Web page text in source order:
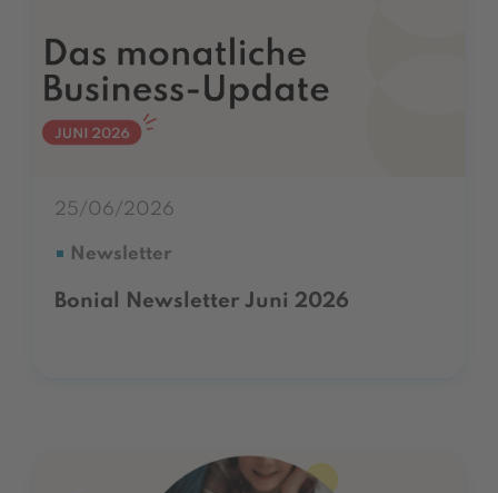
25/06/2026
Newsletter
Bonial Newsletter Juni 2026